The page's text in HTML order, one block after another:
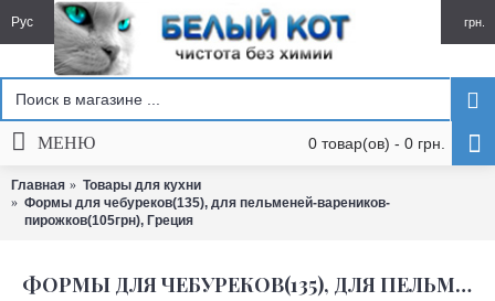
Рус грн.
0 товар(ов) - 0 грн.
МЕНЮ
Главная
Товары для кухни
Формы для чебуреков(135), для пельменей-вареников-
пирожков(105грн), Греция
ФОРМЫ ДЛЯ ЧЕБУРЕКОВ(135), ДЛЯ ПЕЛЬМЕНЕЙ-ВАРЕНИКОВ-ПИРОЖКОВ(105ГРН), ГРЕЦИЯ